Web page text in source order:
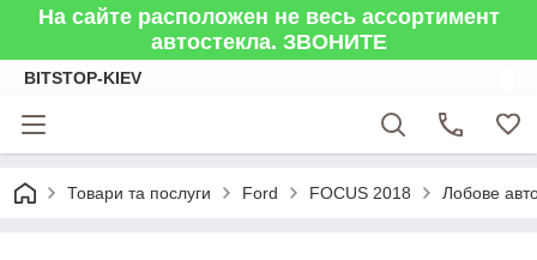
На сайте расположен не весь ассортимент
автостекла. ЗВОНИТЕ
BITSTOP-KIEV
Товари та послуги Ford FOCUS 2018 Лобове